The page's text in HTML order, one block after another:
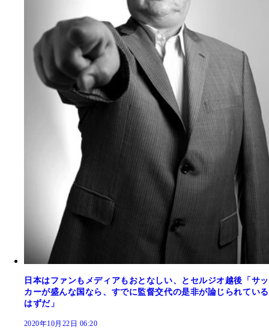
日本はファンもメディアもおとなしい、とセルジオ越後「サッ
カーが盛んな国なら、すでに監督交代の是非が論じられている
はずだ」
2020年10月22日 06:20